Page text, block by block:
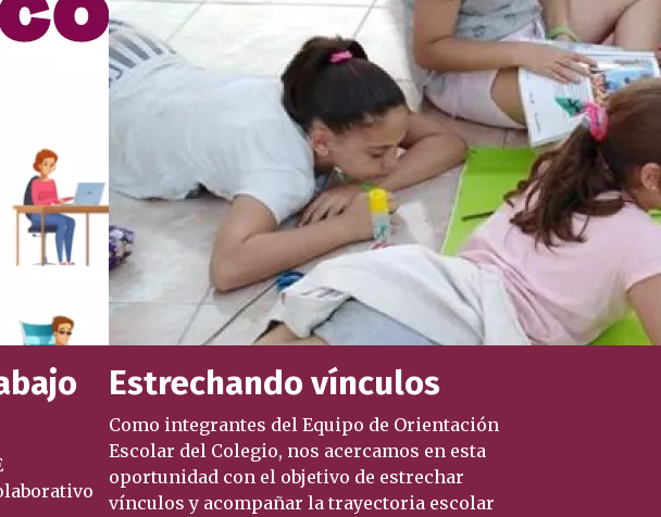
Estrechando vínculos
Como integrantes del Equipo de Orientación
Escolar del Colegio, nos acercamos en esta
oportunidad con el objetivo de estrechar
vínculos y acompañar la trayectoria escolar